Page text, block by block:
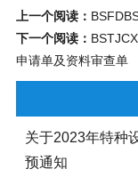
上一个阅读：
下一个阅读：
申请单及资料审查单
关于2023年特种
预通知